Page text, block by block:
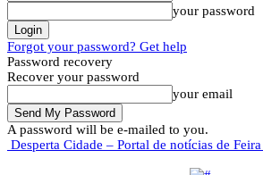
your password
Forgot your password? Get help
Password recovery
Recover your password
your email
A password will be e-mailed to you.
Desperta Cidade – Portal de notícias de